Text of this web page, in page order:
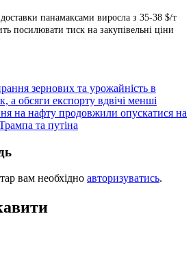
доставки панамаксами виросла з 35-38 $/т
посилювати тиск на закупівельні ціни
зернових та урожайність в
а обсяги експорту вдвічі менші
на нафту продовжили опускатися на
та путіна
вам необхідно авторизуватись.